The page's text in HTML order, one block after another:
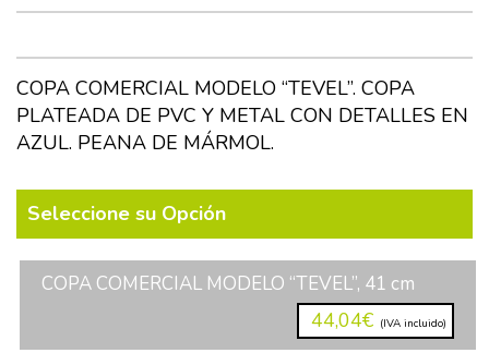
COPA COMERCIAL MODELO “TEVEL”. COPA
PLATEADA DE PVC Y METAL CON DETALLES EN
AZUL. PEANA DE MÁRMOL.
Seleccione su Opción
COPA COMERCIAL MODELO “TEVEL”, 41 cm
44,04€ (IVA incluido)